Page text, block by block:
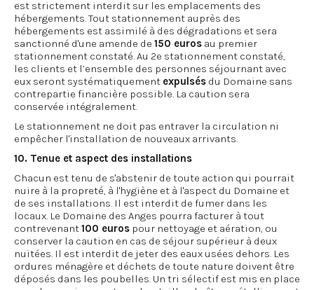
est strictement interdit sur les emplacements des
hébergements. Tout stationnement auprès des
hébergements est assimilé à des dégradations et sera
sanctionné d'une amende de 150 euros au premier
stationnement constaté. Au 2e stationnement constaté,
les clients et l’ensemble des personnes séjournant avec
eux seront systématiquement expulsés du Domaine sans
contrepartie financière possible. La caution sera
conservée intégralement.
Le stationnement ne doit pas entraver la circulation ni
empêcher l'installation de nouveaux arrivants.
10. Tenue et aspect des installations
Chacun est tenu de s'abstenir de toute action qui pourrait
nuire à la propreté, à l'hygiène et à l'aspect du Domaine et
de ses installations. Il est interdit de fumer dans les
locaux. Le Domaine des Anges pourra facturer à tout
contrevenant100 euros pour nettoyage et aération, ou
conserver la caution en cas de séjour supérieur à deux
nuitées. Il est interdit de jeter des eaux usées dehors. Les
ordures ménagère et déchets de toute nature doivent être
déposés dans les poubelles. Un tri sélectif est mis en place